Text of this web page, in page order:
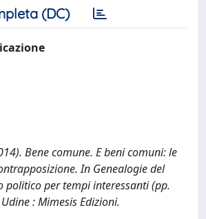
(DC)
Bene comune. E beni comuni: le
In Genealogie del
politico per tempi interessanti (pp.
: Mimesis Edizioni.